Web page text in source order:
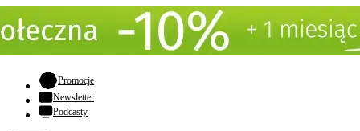
Promocje- otwiera się w nowej karcie
Newsletter
Podcasty